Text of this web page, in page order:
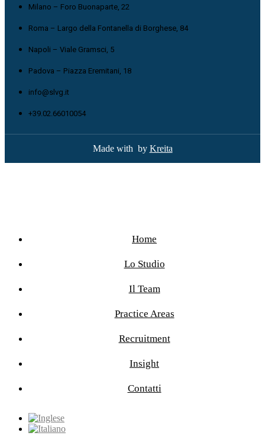
Milano – Foro Buonaparte, 22
Roma – Largo della Fontanella di Borghese, 84
Napoli – Viale Gramsci, 5
Padova – Piazza Eremitani, 18
info@slvg.it
+39.02.66010054
Made with by Kreita
Home
Lo Studio
Il Team
Practice Areas
Recruitment
Insight
Contatti